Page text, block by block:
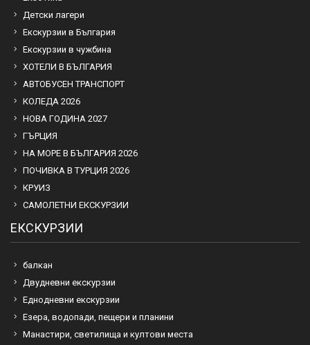
Детски лагери
Екскурзии в България
Екскурзии в чужбина
ХОТЕЛИ В БЪЛГАРИЯ
АВТОБУСЕН ТРАНСПОРТ
КОЛЕДА 2026
НОВА ГОДИНА 2027
ГЪРЦИЯ
НА МОРЕ В БЪЛГАРИЯ 2026
ПОЧИВКА В ТУРЦИЯ 2026
КРУИЗ
САМОЛЕТНИ ЕКСКУРЗИИ
ЕКСКУРЗИИ
балкан
Двудневни екскурзии
Еднодневни екскурзии
Езера, водопади, пещери и планини
Манастири, светилища и култови места